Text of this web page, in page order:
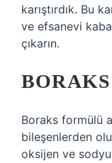
karıştırdık. Bu
ve efsanevi
çıkarın.
Boraks formülü
bileşenlerden
oksijen ve